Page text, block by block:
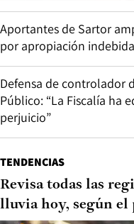
Aportantes de Sartor
por apropiación
Defensa de controlador
Público: “La Fiscalía ha
perjuicio”
TENDENCIAS
Revisa todas las
lluvia hoy, según el